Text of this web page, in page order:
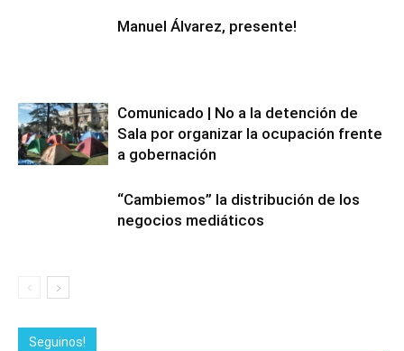
Manuel Álvarez, presente!
Comunicado | No a la detención de
Sala por organizar la ocupación frente
a gobernación
“Cambiemos” la distribución de los
negocios mediáticos
Seguinos!